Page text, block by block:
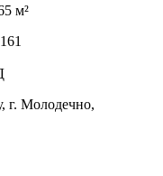
м²
г. Молодечно,